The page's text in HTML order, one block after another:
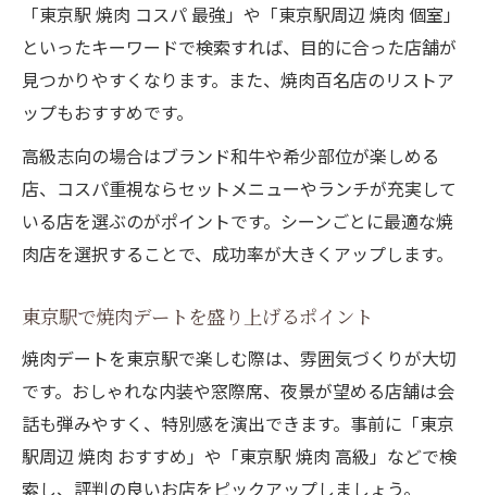
「東京駅 焼肉 コスパ 最強」や「東京駅周辺 焼肉 個室」
といったキーワードで検索すれば、目的に合った店舗が
見つかりやすくなります。また、焼肉百名店のリストア
ップもおすすめです。
高級志向の場合はブランド和牛や希少部位が楽しめる
店、コスパ重視ならセットメニューやランチが充実して
いる店を選ぶのがポイントです。シーンごとに最適な焼
肉店を選択することで、成功率が大きくアップします。
東京駅で焼肉デートを盛り上げるポイント
焼肉デートを東京駅で楽しむ際は、雰囲気づくりが大切
です。おしゃれな内装や窓際席、夜景が望める店舗は会
話も弾みやすく、特別感を演出できます。事前に「東京
駅周辺 焼肉 おすすめ」や「東京駅 焼肉 高級」などで検
索し、評判の良いお店をピックアップしましょう。